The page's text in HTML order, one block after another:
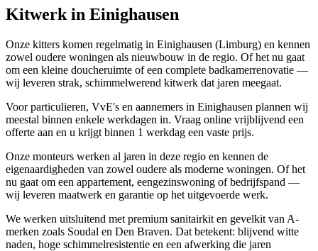
Kitwerk in Einighausen
Onze kitters komen regelmatig in Einighausen (Limburg) en kennen
zowel oudere woningen als nieuwbouw in de regio. Of het nu gaat
om een kleine doucheruimte of een complete badkamerrenovatie —
wij leveren strak, schimmelwerend kitwerk dat jaren meegaat.
Voor particulieren, VvE's en aannemers in Einighausen plannen wij
meestal binnen enkele werkdagen in. Vraag online vrijblijvend een
offerte aan en u krijgt binnen 1 werkdag een vaste prijs.
Onze monteurs werken al jaren in deze regio en kennen de
eigenaardigheden van zowel oudere als moderne woningen. Of het
nu gaat om een appartement, eengezinswoning of bedrijfspand —
wij leveren maatwerk en garantie op het uitgevoerde werk.
We werken uitsluitend met premium sanitairkit en gevelkit van A-
merken zoals Soudal en Den Braven. Dat betekent: blijvend witte
naden, hoge schimmelresistentie en een afwerking die jaren